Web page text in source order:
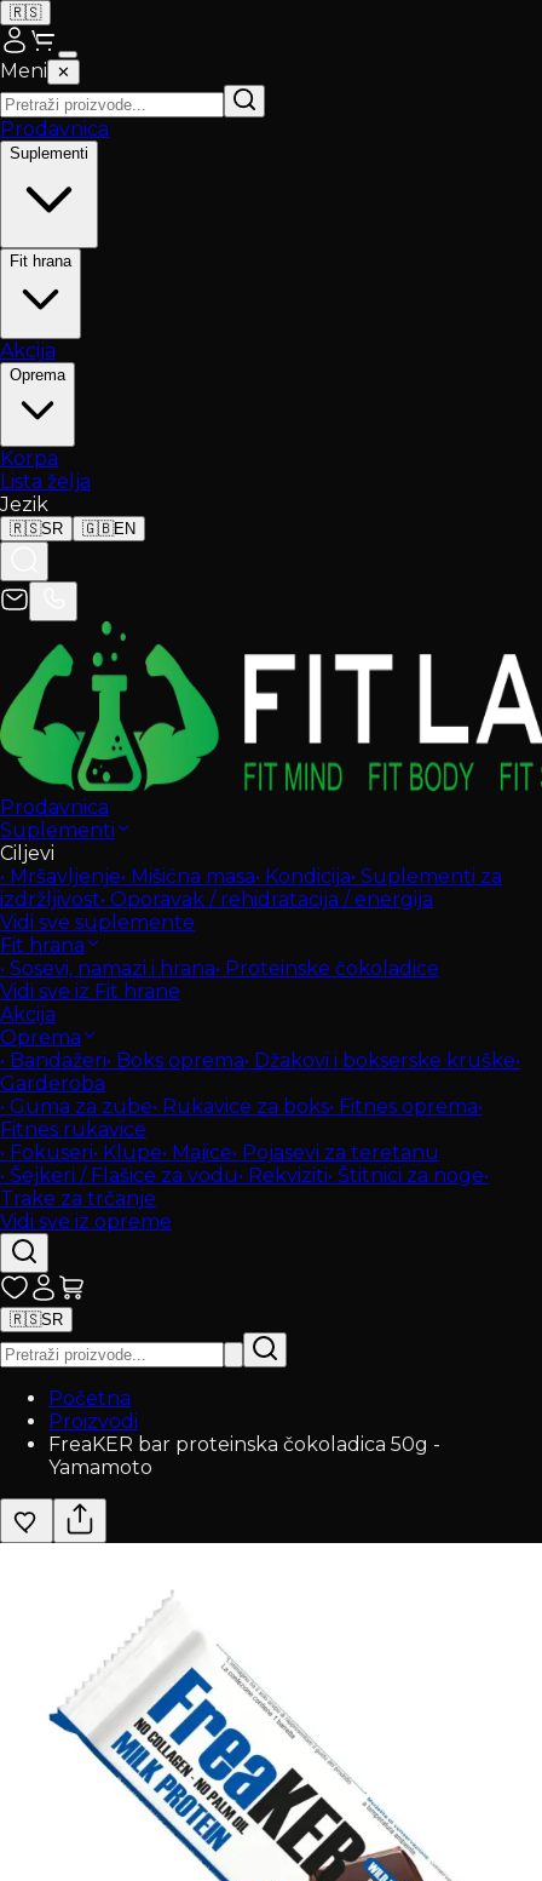
🇷🇸
Meni ✕
Prodavnica
Suplementi
Fit hrana
Akcija
Oprema
Korpa
Lista želja
Jezik
🇷🇸SR 🇬🇧EN
Prodavnica
Suplementi
Ciljevi
• Mršavljenje• Mišićna masa• Kondicija• Suplementi za
izdržljivost• Oporavak / rehidratacija / energija
Vidi sve suplemente
Fit hrana
• Sosevi, namazi i hrana• Proteinske čokoladice
Vidi sve iz Fit hrane
Akcija
Oprema
• Bandažeri• Boks oprema• Džakovi i bokserske kruške•
Garderoba
• Guma za zube• Rukavice za boks• Fitnes oprema•
Fitnes rukavice
• Fokuseri• Klupe• Majice• Pojasevi za teretanu
• Šejkeri / Flašice za vodu• Rekviziti• Štitnici za noge•
Trake za trčanje
Vidi sve iz opreme
🇷🇸SR
Početna
Proizvodi
FreaKER bar proteinska čokoladica 50g -
Yamamoto